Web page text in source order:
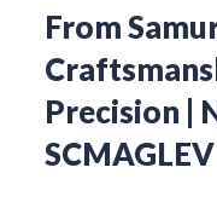
From
Precision |